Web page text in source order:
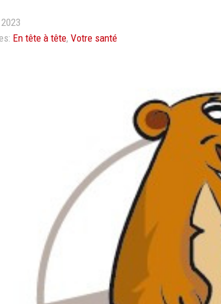
En tête à tête, Votre santé